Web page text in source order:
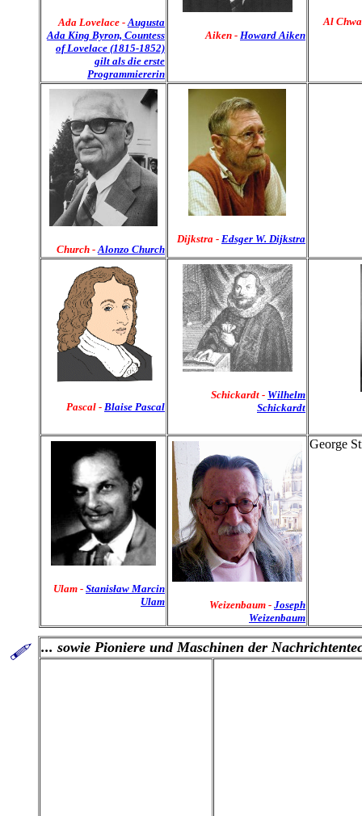
Ada Lovelace -Augusta
Ada King Byron, Countess
of Lovelace (1815-1852)
gilt als die erste
Programmiererin
Aiken - Howard Aiken
Al
Church -Alonzo Church
Dijkstra - Edsger W. Dijkstra
Pascal - Blaise Pascal
Schickardt - Wilhelm
Schickardt
Ulam - Stanisław Marcin
Ulam
Weizenbaum - Joseph
Weizenbaum
George
... sowie Pioniere und Maschinen der